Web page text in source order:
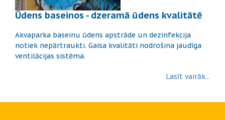
Ūdens baseinos - dzeramā ūdens kvalitātē
Akvaparka baseinu ūdens apstrāde un dezinfekcija
notiek nepārtraukti. Gaisa kvalitāti nodrošina jaudīga
ventilācijas sistēma.
Lasīt vairāk...